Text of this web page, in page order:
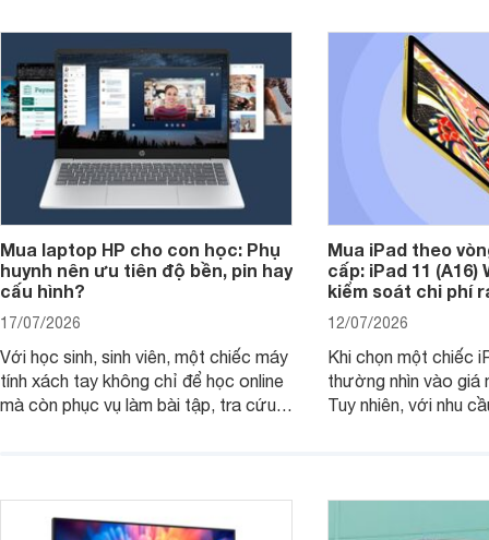
Mua laptop HP cho con học: Phụ
huynh nên ưu tiên độ bền, pin hay
cấu hình?
17/07/2026
Với học sinh, sinh viên, một chiếc máy
tính xách tay không chỉ để học online
mà còn phục vụ làm bài tập, tra cứu,
thay vì chỉ so sánh cấu hình trên giấy.
Mua iPad theo
cấp: iPad 11 (A16)
kiểm soát chi phí
12/07/2026
Khi chọn một chiếc
thường nhìn vào
Tuy nhiên, với nhu
không, dùng được